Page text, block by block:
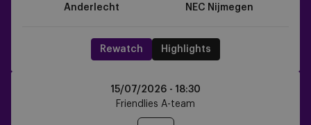
Anderlecht NEC Nijmegen
Rewatch Highlights
15/07/2026 - 18:30
Friendlies A-team